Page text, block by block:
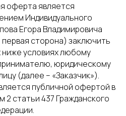
оферта является
Индивидуального
Егора Владимировича
сторона) заключить
ниже условиях любому
юридическому
(далее – «Заказчик»).
публичной офертой в
2 статьи 437 Гражданского